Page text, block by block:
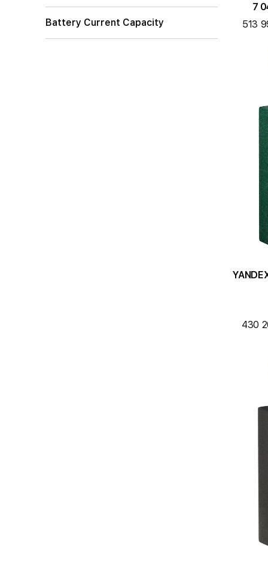
Battery Current Capacity
7
513
430